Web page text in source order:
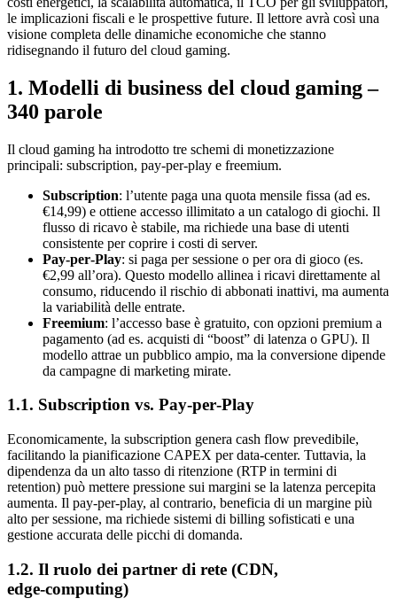
le implicazioni fiscali e le prospettive future. Il lettore avrà così una
visione completa delle dinamiche economiche che stanno
ridisegnando il futuro del cloud gaming.
1. Modelli di business del cloud gaming –
340 parole
Il cloud gaming ha introdotto tre schemi di monetizzazione
principali: subscription, pay‑per‑play e freemium.
Subscription: l’utente paga una quota mensile fissa (ad es.
€14,99) e ottiene accesso illimitato a un catalogo di giochi. Il
flusso di ricavo è stabile, ma richiede una base di utenti
consistente per coprire i costi di server.
Pay‑per‑Play: si paga per sessione o per ora di gioco (es.
€2,99 all’ora). Questo modello allinea i ricavi direttamente al
consumo, riducendo il rischio di abbonati inattivi, ma aumenta
la variabilità delle entrate.
Freemium: l’accesso base è gratuito, con opzioni premium a
pagamento (ad es. acquisti di “boost” di latenza o GPU). Il
modello attrae un pubblico ampio, ma la conversione dipende
da campagne di marketing mirate.
1.1. Subscription vs. Pay‑per‑Play
Economicamente, la subscription genera cash flow prevedibile,
facilitando la pianificazione CAPEX per data‑center. Tuttavia, la
dipendenza da un alto tasso di ritenzione (RTP in termini di
retention) può mettere pressione sui margini se la latenza percepita
aumenta. Il pay‑per‑play, al contrario, beneficia di un margine più
alto per sessione, ma richiede sistemi di billing sofisticati e una
gestione accurata delle picchi di domanda.
1.2. Il ruolo dei partner di rete (CDN,
edge‑computing)